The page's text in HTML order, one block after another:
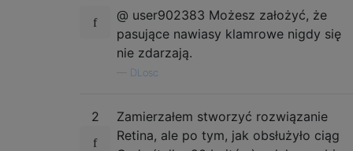
@ user902383 Możesz założyć, że
pasujące nawiasy klamrowe nigdy się
nie zdarzają.
DLosc
2
Zamierzałem stworzyć rozwiązanie
Retina, ale po tym, jak obsłużyło ciąg